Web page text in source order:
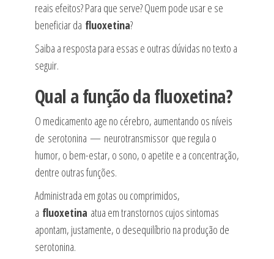
reais efeitos? Para que serve? Quem pode usar e se
beneficiar da fluoxetina?
Saiba a resposta para essas e outras dúvidas no texto a
seguir.
Qual a função da fluoxetina?
O medicamento age no cérebro, aumentando os níveis
de serotonina — neurotransmissor que regula o
humor, o bem-estar, o sono, o apetite e a concentração,
dentre outras funções.
Administrada em gotas ou comprimidos,
a fluoxetina atua em transtornos cujos sintomas
apontam, justamente, o desequilíbrio na produção de
serotonina.